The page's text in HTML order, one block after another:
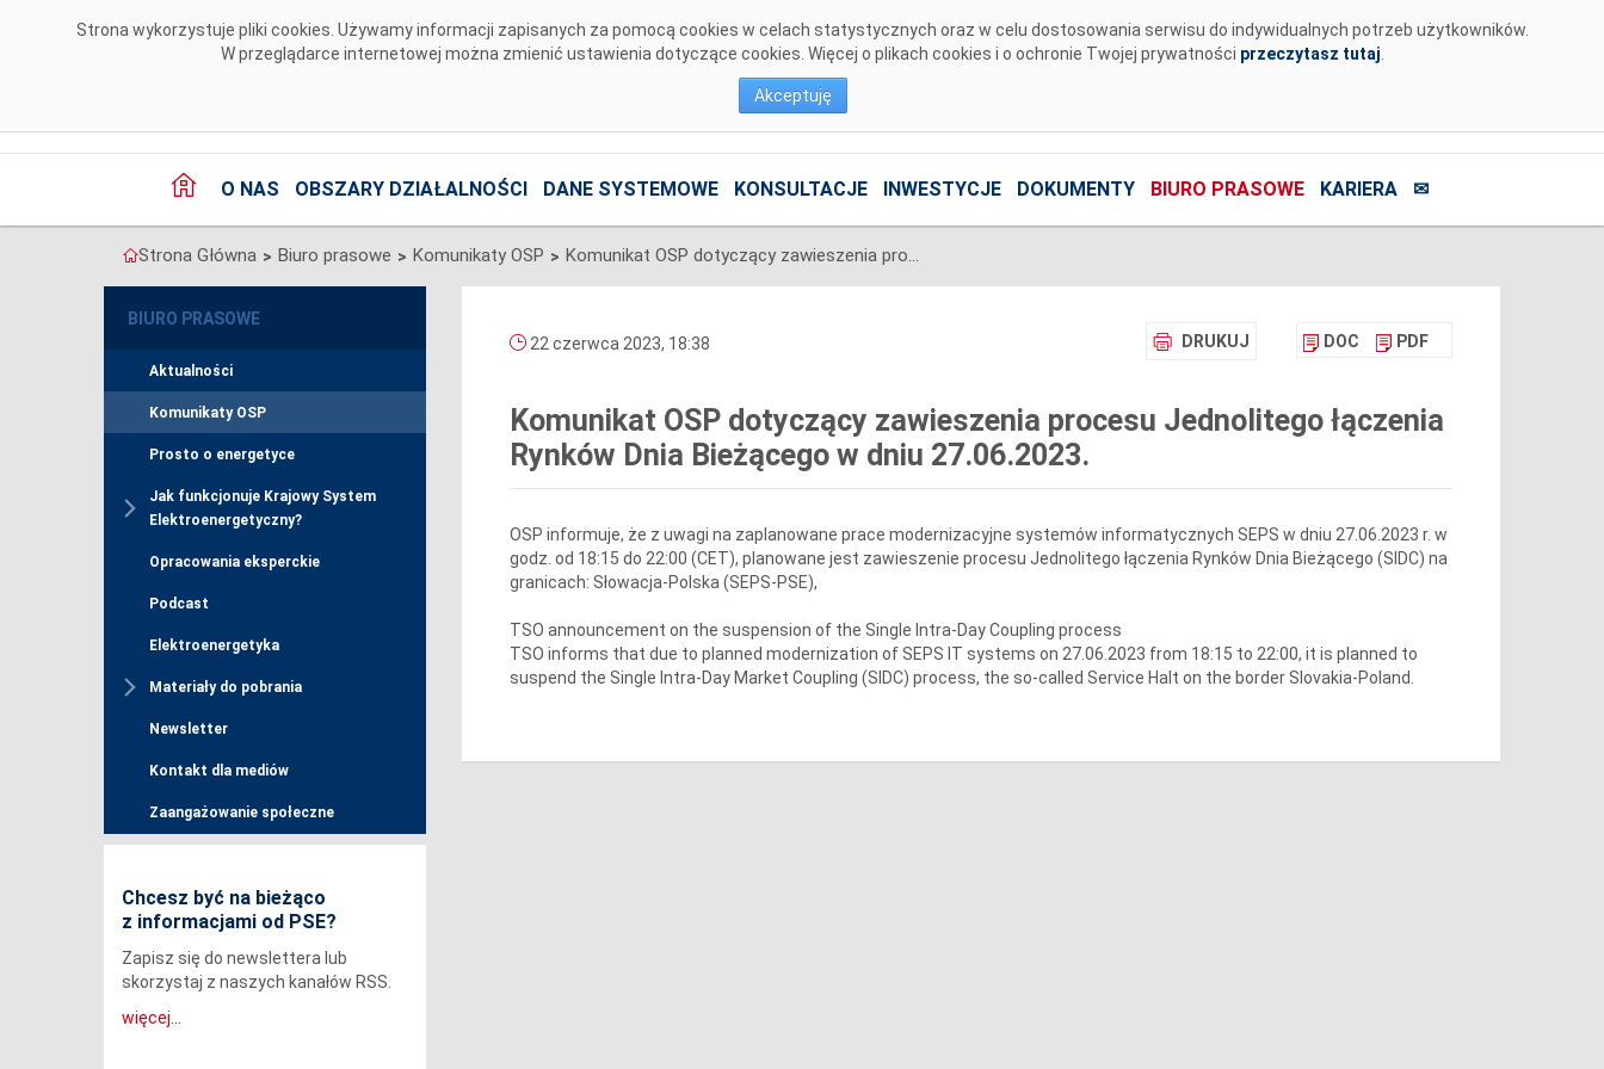
Strona wykorzystuje pliki cookies. Używamy informacji zapisanych za pomocą cookies w celach statystycznych oraz w celu dostosowania serwisu do indywidualnych potrzeb użytkowników.
W przeglądarce internetowej można zmienić ustawienia dotyczące cookies. Więcej o plikach cookies i o ochronie Twojej prywatności przeczytasz tutaj
Akceptuję
O NAS OBSZARY DZIAŁALNOŚCI DANE SYSTEMOWE KONSULTACJE INWESTYCJE DOKUMENTY BIURO PRASOWE KARIERA ✉
Strona Główna > Biuro prasowe > Komunikaty OSP > Komunikat OSP dotyczący zawieszenia procesu Jednolitego łączenia Rynków Dnia Bieżącego w dniu 27.06.2023.
BIURO PRASOWE
Aktualności
Komunikaty OSP
Prosto o energetyce
Jak funkcjonuje Krajowy System
Elektroenergetyczny?
Opracowania eksperckie
Podcast
Elektroenergetyka
Materiały do pobrania
Newsletter
Kontakt dla mediów
Zaangażowanie społeczne
Chcesz być na bieżąco
z informacjami od PSE?
Zapisz się do newslettera lub
skorzystaj z naszych kanałów RSS.
więcej...
DRUKUJ DOC PDF
22 czerwca 2023, 18:38
Komunikat OSP dotyczący zawieszenia procesu Jednolitego łączenia
Rynków Dnia Bieżącego w dniu 27.06.2023.
OSP informuje, że z uwagi na zaplanowane prace modernizacyjne systemów informatycznych SEPS w dniu 27.06.2023 r. w
godz. od 18:15 do 22:00 (CET), planowane jest zawieszenie procesu Jednolitego łączenia Rynków Dnia Bieżącego (SIDC) na
granicach: Słowacja-Polska (SEPS-PSE),
TSO announcement on the suspension of the Single Intra-Day Coupling process
TSO informs that due to planned modernization of SEPS IT systems on 27.06.2023 from 18:15 to 22:00, it is planned to
suspend the Single Intra-Day Market Coupling (SIDC) process, the so-called Service Halt on the border Slovakia-Poland.